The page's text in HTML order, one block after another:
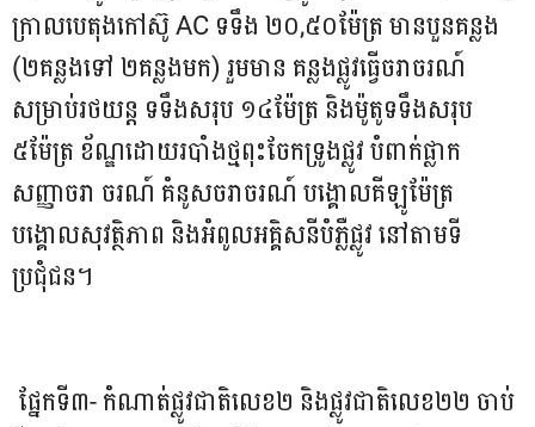
ក្រាលបេតុងកៅស៊ូ AC ទទឹង ២០,៥០ម៉ែត្រ មានបួនគន្លង
(២គន្លងទៅ ២គន្លងមក) រួមមាន គន្លងផ្លូវធ្វើចរាចរណ៍
សម្រាប់រថយន្ដ ទទឹងសរុប ១៤ម៉ែត្រ និងម៉ូតូទទឹងសរុប
៥ម៉ែត្រ ខ័ណ្ឌដោយរបាំងថ្មពុះចែកទ្រូងផ្លូវ បំពាក់ផ្លាក
សញ្ញាចរា ចរណ៍ គំនូសចរាចរណ៍ បង្គោលគីឡូម៉ែត្រ
បង្គោលសុវត្ថិភាព និងអំពូលអគ្គិសនីបំភ្លឺផ្លូវ នៅតាមទី
ប្រជុំជន។
ផ្នែកទី៣- កំណាត់ផ្លូវជាតិលេខ២ និងផ្លូវជាតិលេខ២២ ចាប់